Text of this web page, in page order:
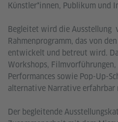
Künstler*innen, Publikum und
Begleitet wird die Ausstellung
Rahmenprogramm, das von
entwickelt und betreut wird.
Workshops, Filmvorführungen,
Performances sowie Pop-Up-
alternative Narrative erfahrbar
Der begleitende